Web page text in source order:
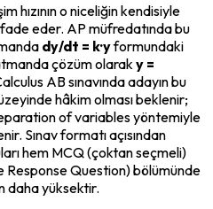
hızının o niceliğin kendisiyle
eder. AP müfredatında bu
dy/dt = k·y formundaki
çözüm olarak y =
AB sınavında adayın bu
hâkim olması beklenir;
of variables yöntemiyle
Sınav formatı açısından
hem MCQ (çoktan seçmeli)
Response Question) bölümünde
daha yüksektir.